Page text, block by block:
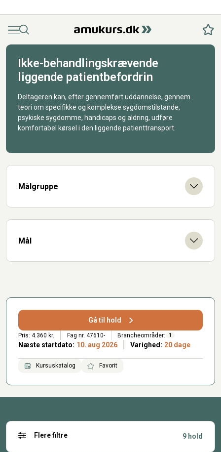
MenuSøg
Ikke-behandlingskrævende
liggende patientbefordrin
Deltageren kan, efter gennemført uddannelse, gennem
teori om specifikke og komplekse sygdomstilstande,
psykiske sygdomme, handicaps og aldring, udføre
komfortabel kørsel i den liggende patienttransport.
Målgruppe
Mål
Gå til hold
Pris: 4.360 kr. Fag nr. 47610- Brancheområder: 1
Næste startdato: 10. aug 2026 Varighed: 20 dage
Kursuskatalog Favorit
Flere filtre 9 hold